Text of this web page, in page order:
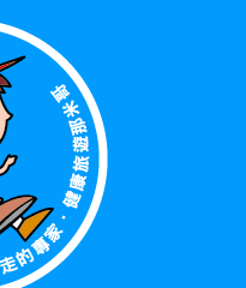
覽器、瀏覽及點選資料記
依據，此記錄為內部應
問卷調查內容進行統計與
字呈現，除供內部研究
明文字，但不涉及特定個
規定，本網站絕不會將您
集目的以外之其他用途。
相關產品、服務、活動或
資料，本網站也可以從商